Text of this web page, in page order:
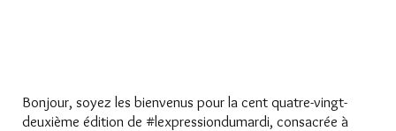
Bonjour, soyez les bienvenus pour la cent quatre-vingt-
deuxième édition de #lexpressiondumardi, consacrée à